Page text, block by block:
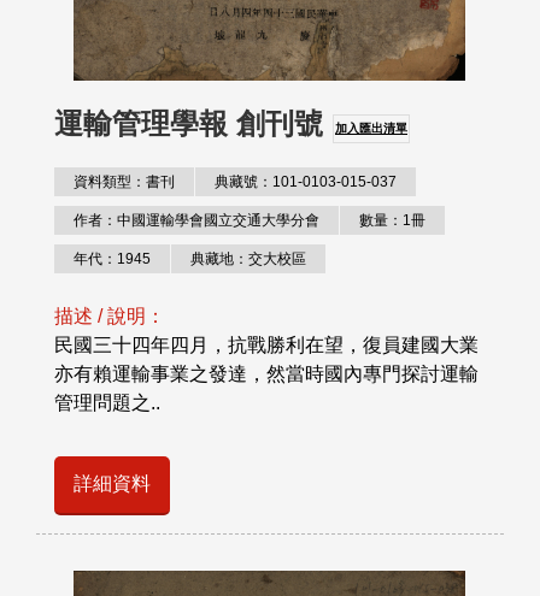
運輸管理學報 創刊號 加入匯出清單
資料類型：書刊 典藏號：101-0103-015-037
作者：中國運輸學會國立交通大學分會 數量：1冊
年代：1945 典藏地：交大校區
描述 / 說明：
民國三十四年四月，抗戰勝利在望，復員建國大業
亦有賴運輸事業之發達，然當時國內專門探討運輸
管理問題之..
詳細資料